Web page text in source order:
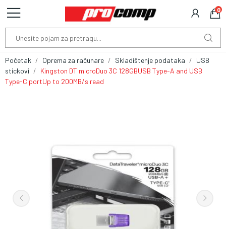
0
Početak Oprema za računare Skladištenje podataka
USB
stickovi
Kingston DT microDuo 3C 128GBUSB Type-A and USB
Type-C portUp to 200MB/s read